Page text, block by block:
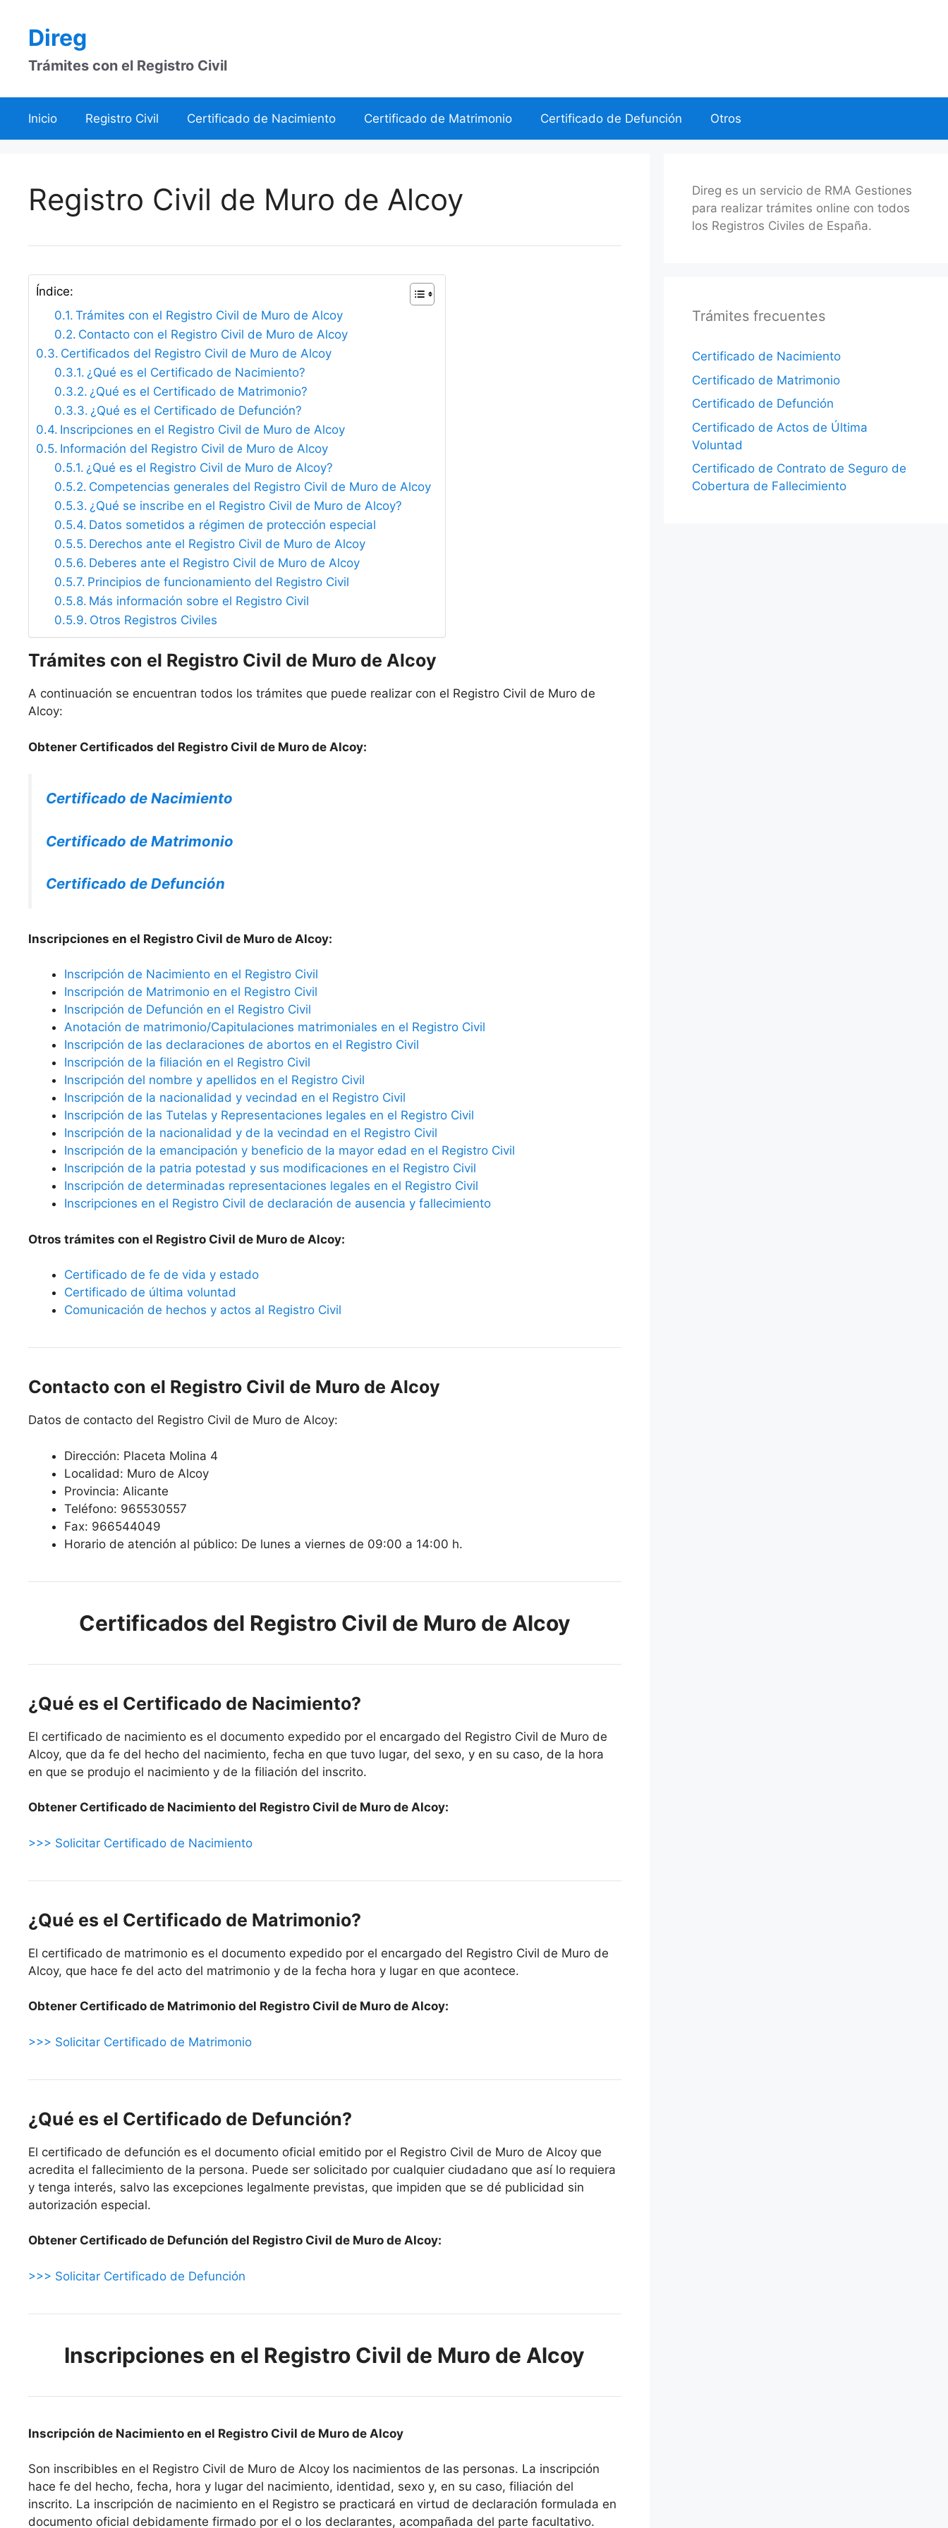
contenidoDireg
Trámites con el Registro Civil
Inicio Registro Civil Certificado de Nacimiento Certificado de Matrimonio Certificado de Defunción Otros
Registro Civil de Muro de Alcoy
Índice:
Trámites con el Registro Civil de Muro de Alcoy
Contacto con el Registro Civil de Muro de Alcoy
Certificados del Registro Civil de Muro de Alcoy
¿Qué es el Certificado de Nacimiento?
¿Qué es el Certificado de Matrimonio?
¿Qué es el Certificado de Defunción?
Inscripciones en el Registro Civil de Muro de Alcoy
Información del Registro Civil de Muro de Alcoy
¿Qué es el Registro Civil de Muro de Alcoy?
Competencias generales del Registro Civil de Muro de Alcoy
¿Qué se inscribe en el Registro Civil de Muro de Alcoy?
Datos sometidos a régimen de protección especial
Derechos ante el Registro Civil de Muro de Alcoy
Deberes ante el Registro Civil de Muro de Alcoy
Principios de funcionamiento del Registro Civil
Más información sobre el Registro Civil
Otros Registros Civiles
Trámites con el Registro Civil de Muro de Alcoy
A continuación se encuentran todos los trámites que puede realizar con el Registro Civil de Muro de
Alcoy:
Obtener Certificados del Registro Civil de Muro de Alcoy:
Certificado de Nacimiento
Certificado de Matrimonio
Certificado de Defunción
Inscripciones en el Registro Civil de Muro de Alcoy:
Inscripción de Nacimiento en el Registro Civil
Inscripción de Matrimonio en el Registro Civil
Inscripción de Defunción en el Registro Civil
Anotación de matrimonio/Capitulaciones matrimoniales en el Registro Civil
Inscripción de las declaraciones de abortos en el Registro Civil
Inscripción de la filiación en el Registro Civil
Inscripción del nombre y apellidos en el Registro Civil
Inscripción de la nacionalidad y vecindad en el Registro Civil
Inscripción de las Tutelas y Representaciones legales en el Registro Civil
Inscripción de la nacionalidad y de la vecindad en el Registro Civil
Inscripción de la emancipación y beneficio de la mayor edad en el Registro Civil
Inscripción de la patria potestad y sus modificaciones en el Registro Civil
Inscripción de determinadas representaciones legales en el Registro Civil
Inscripciones en el Registro Civil de declaración de ausencia y fallecimiento
Otros trámites con el Registro Civil de Muro de Alcoy:
Certificado de fe de vida y estado
Certificado de última voluntad
Comunicación de hechos y actos al Registro Civil
Contacto con el Registro Civil de Muro de Alcoy
Datos de contacto del Registro Civil de Muro de Alcoy:
Dirección: Placeta Molina 4
Localidad: Muro de Alcoy
Provincia: Alicante
Teléfono: 965530557
Fax: 966544049
Horario de atención al público: De lunes a viernes de 09:00 a 14:00 h.
Certificados del Registro Civil de Muro de Alcoy
¿Qué es el Certificado de Nacimiento?
El certificado de nacimiento es el documento expedido por el encargado del Registro Civil de Muro de
Alcoy, que da fe del hecho del nacimiento, fecha en que tuvo lugar, del sexo, y en su caso, de la hora
en que se produjo el nacimiento y de la filiación del inscrito.
Obtener Certificado de Nacimiento del Registro Civil de Muro de Alcoy:
>>> Solicitar Certificado de Nacimiento
¿Qué es el Certificado de Matrimonio?
El certificado de matrimonio es el documento expedido por el encargado del Registro Civil de Muro de
Alcoy, que hace fe del acto del matrimonio y de la fecha hora y lugar en que acontece.
Obtener Certificado de Matrimonio del Registro Civil de Muro de Alcoy:
>>> Solicitar Certificado de Matrimonio
¿Qué es el Certificado de Defunción?
El certificado de defunción es el documento oficial emitido por el Registro Civil de Muro de Alcoy que
acredita el fallecimiento de la persona. Puede ser solicitado por cualquier ciudadano que así lo requiera
y tenga interés, salvo las excepciones legalmente previstas, que impiden que se dé publicidad sin
autorización especial.
Obtener Certificado de Defunción del Registro Civil de Muro de Alcoy:
>>> Solicitar Certificado de Defunción
Inscripciones en el Registro Civil de Muro de Alcoy
Inscripción de Nacimiento en el Registro Civil de Muro de Alcoy
Son inscribibles en el Registro Civil de Muro de Alcoy los nacimientos de las personas. La inscripción
hace fe del hecho, fecha, hora y lugar del nacimiento, identidad, sexo y, en su caso, filiación del
inscrito. La inscripción de nacimiento en el Registro se practicará en virtud de declaración formulada en
documento oficial debidamente firmado por el o los declarantes, acompañada del parte facultativo.
Direg es un servicio de RMA Gestiones
para realizar trámites online con todos
los Registros Civiles de España.
Trámites frecuentes
Certificado de Nacimiento
Certificado de Matrimonio
Certificado de Defunción
Certificado de Actos de Última
Voluntad
Certificado de Contrato de Seguro de
Cobertura de Fallecimiento